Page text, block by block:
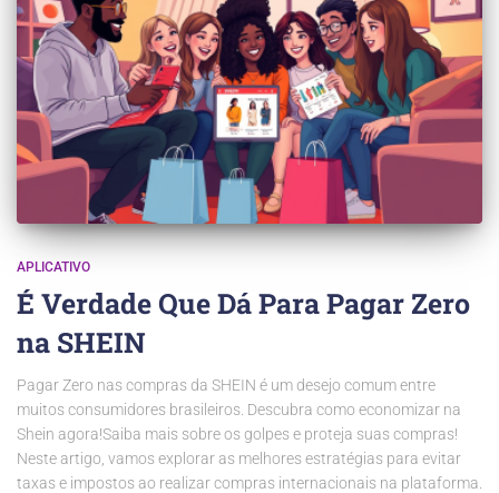
APLICATIVO
É Verdade Que Dá Para Pagar Zero
na SHEIN
Pagar Zero nas compras da SHEIN é um desejo comum entre
muitos consumidores brasileiros. Descubra como economizar na
Shein agora!Saiba mais sobre os golpes e proteja suas compras!
Neste artigo, vamos explorar as melhores estratégias para evitar
taxas e impostos ao realizar compras internacionais na plataforma.